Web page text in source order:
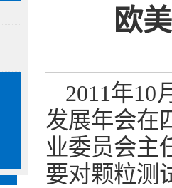
欧
2011年10
发展年会在
业委员会主
要对颗粒测